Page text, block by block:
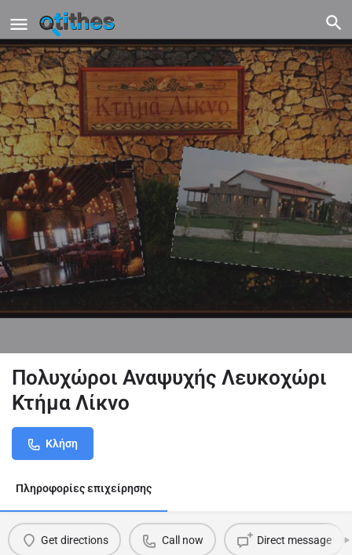
Πολυχώροι Αναψυχής Λευκοχώρι
Κτήμα Λίκνο
Κλήση
Πληροφορίες επιχείρησης
Get directions Call now Direct message